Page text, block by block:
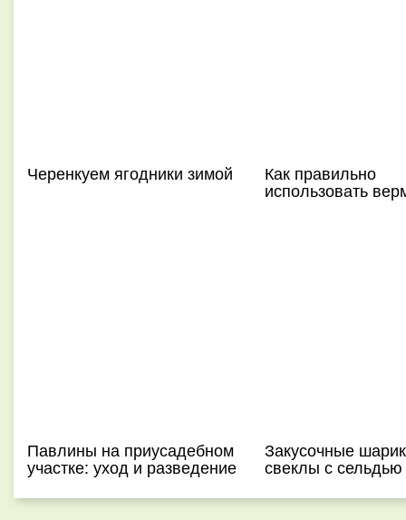
Черенкуем ягодники зимой Как правильно
использовать
Павлины на приусадебном
участке: уход и разведение
Закусочные
свеклы с сельдью